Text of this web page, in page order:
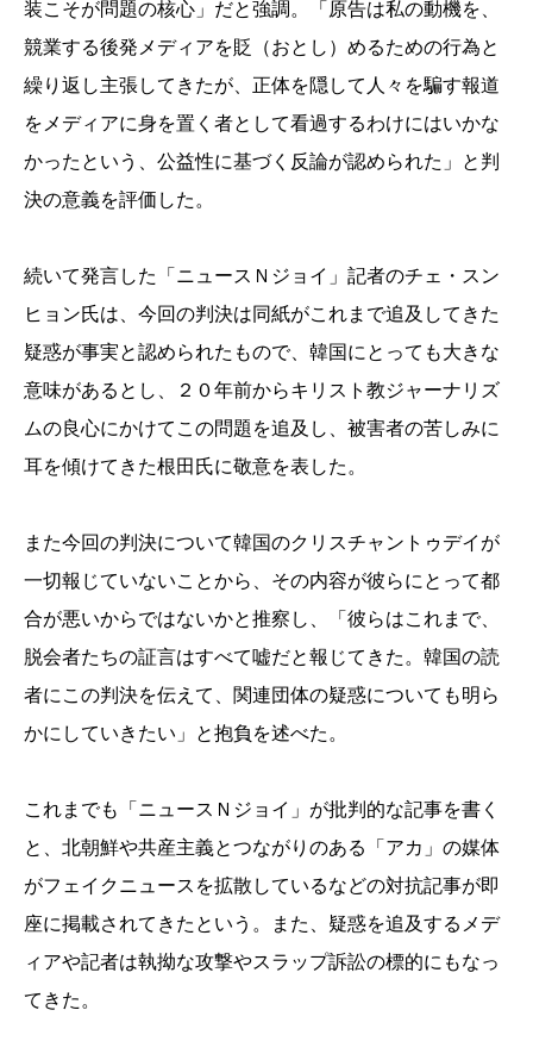
装こそが問題の核心」だと強調。「原告は私の動機を、
競業する後発メディアを貶（おとし）めるための行為と
繰り返し主張してきたが、正体を隠して人々を騙す報道
をメディアに身を置く者として看過するわけにはいかな
かったという、公益性に基づく反論が認められた」と判
決の意義を評価した。
続いて発言した「ニュースＮジョイ」記者のチェ・スン
ヒョン氏は、今回の判決は同紙がこれまで追及してきた
疑惑が事実と認められたもので、韓国にとっても大きな
意味があるとし、２０年前からキリスト教ジャーナリズ
ムの良心にかけてこの問題を追及し、被害者の苦しみに
耳を傾けてきた根田氏に敬意を表した。
また今回の判決について韓国のクリスチャントゥデイが
一切報じていないことから、その内容が彼らにとって都
合が悪いからではないかと推察し、「彼らはこれまで、
脱会者たちの証言はすべて嘘だと報じてきた。韓国の読
者にこの判決を伝えて、関連団体の疑惑についても明ら
かにしていきたい」と抱負を述べた。
これまでも「ニュースＮジョイ」が批判的な記事を書く
と、北朝鮮や共産主義とつながりのある「アカ」の媒体
がフェイクニュースを拡散しているなどの対抗記事が即
座に掲載されてきたという。また、疑惑を追及するメデ
ィアや記者は執拗な攻撃やスラップ訴訟の標的にもなっ
てきた。